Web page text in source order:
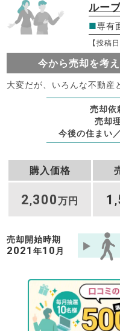
ルー
■専有
【投稿
今から売却を考
大変だが、いろんな不動産
売却依
売却
今後の住まい
購入価格
2,300万円 1 ,
売却開始時期
2021年10 月